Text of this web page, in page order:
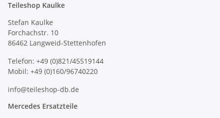
Teileshop Kaulke
Stefan Kaulke
Forchachstr. 10
86462 Langweid-Stettenhofen
Telefon: +49 (0)821/45519144
Mobil: +49 (0)160/96740220
info@teileshop-db.de
Mercedes Ersatzteile